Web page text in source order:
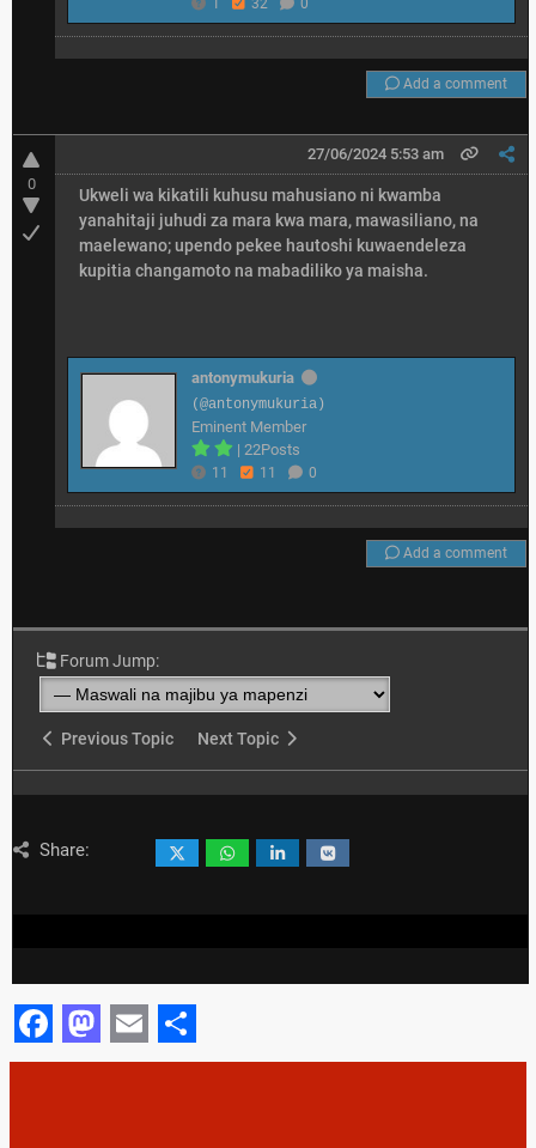
32 0
Add a comment
0
27/06/2024 5:53 am
Ukweli wa kikatili kuhusu mahusiano ni kwamba
yanahitaji juhudi za mara kwa mara, mawasiliano, na
maelewano; upendo pekee hautoshi kuwaendeleza
kupitia changamoto na mabadiliko ya maisha.
antonymukuria
(@antonymukuria)
Eminent Member
| 22Posts
11 11 0
Add a comment
Forum Jump:
Previous Topic Next Topic
Share:
Facebook
Mastodon
EmailShare